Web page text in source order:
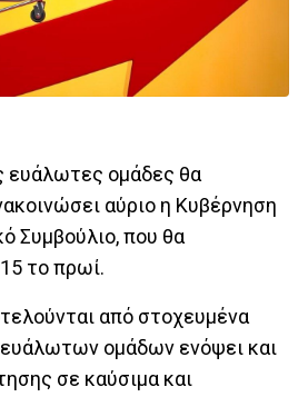
ευάλωτες ομάδες θα
αύριο η Κυβέρνηση
Συμβούλιο, που θα
το πρωί.
από στοχευμένα
ομάδων ενόψει και
σε καύσιμα και